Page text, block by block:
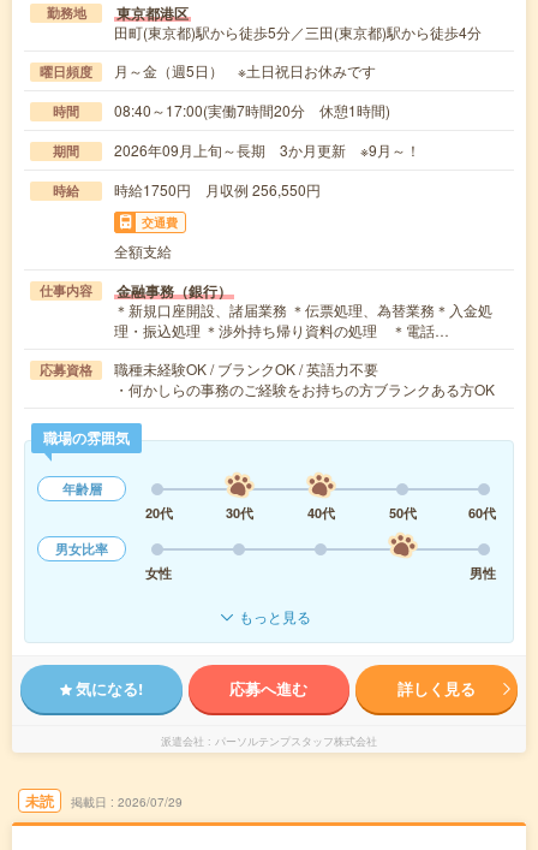
勤務地 東京都港区
田町(東京都)駅から徒歩5分／三田(東京都)駅から徒歩4分
曜日頻度 月～金（週5日） ※土日祝日お休みです
時間 08:40～17:00(実働7時間20分 休憩1時間)
期間 2026年09月上旬～長期 3か月更新 ※9月～！
時給 時給1750円 月収例 256,550円
交通費
全額支給
仕事内容 金融事務（銀行）
＊新規口座開設、諸届業務 ＊伝票処理、為替業務＊入金処
理・振込処理 ＊渉外持ち帰り資料の処理 ＊電話…
応募資格
職種未経験OK / ブランクOK / 英語力不要
・何かしらの事務のご経験をお持ちの方ブランクある方OK
職場の雰囲気
年齢層
20代
30代 40代 50代
60代
男女比率
女性
男性
もっと見る
気になる! 応募へ進む 詳しく見る
派遣会社 パーソルテンプスタッフ株式会社
未読 掲載日 2026/07/29